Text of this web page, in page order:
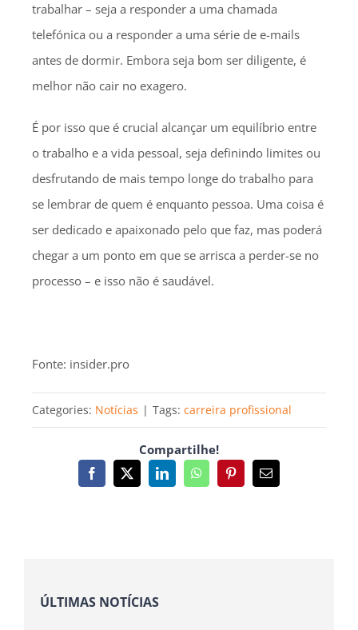
trabalhar – seja a responder a uma chamada
telefónica ou a responder a uma série de e-mails
antes de dormir. Embora seja bom ser diligente, é
melhor não cair no exagero.
É por isso que é crucial alcançar um equilíbrio entre
o trabalho e a vida pessoal, seja definindo limites ou
desfrutando de mais tempo longe do trabalho para
se lembrar de quem é enquanto pessoa. Uma coisa é
ser dedicado e apaixonado pelo que faz, mas poderá
chegar a um ponto em que se arrisca a perder-se no
processo – e isso não é saudável.
Fonte: insider.pro
Categories: Notícias | Tags: carreira profissional
Compartilhe!
Facebook
X LinkedInWhatsAppPinterestEmail
(necessário
ÚLTIMAS NOTÍCIAS